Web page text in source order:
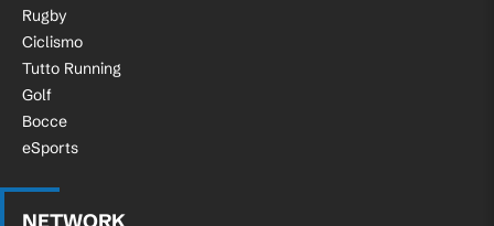
Rugby
Ciclismo
Tutto Running
Golf
Bocce
eSports
NETWORK